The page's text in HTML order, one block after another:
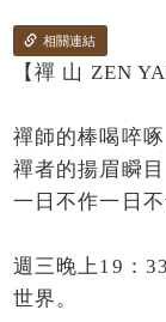
相關連結
【禪 山 ZEN
禪師的棒喝啐
禪者的揚眉瞬
一日不作一日
週三晚上19：
世界。